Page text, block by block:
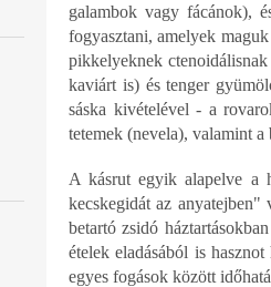
galambok vagy fácánok),
fogyasztani, amelyek
pikkelyeknek
kaviárt is) és tenger
sáska kivételével - a
tetemek (nevela), valamint a
A kásrut egyik alapelve a
kecskegidát az
betartó zsidó
ételek eladásából is
egyes fogások között